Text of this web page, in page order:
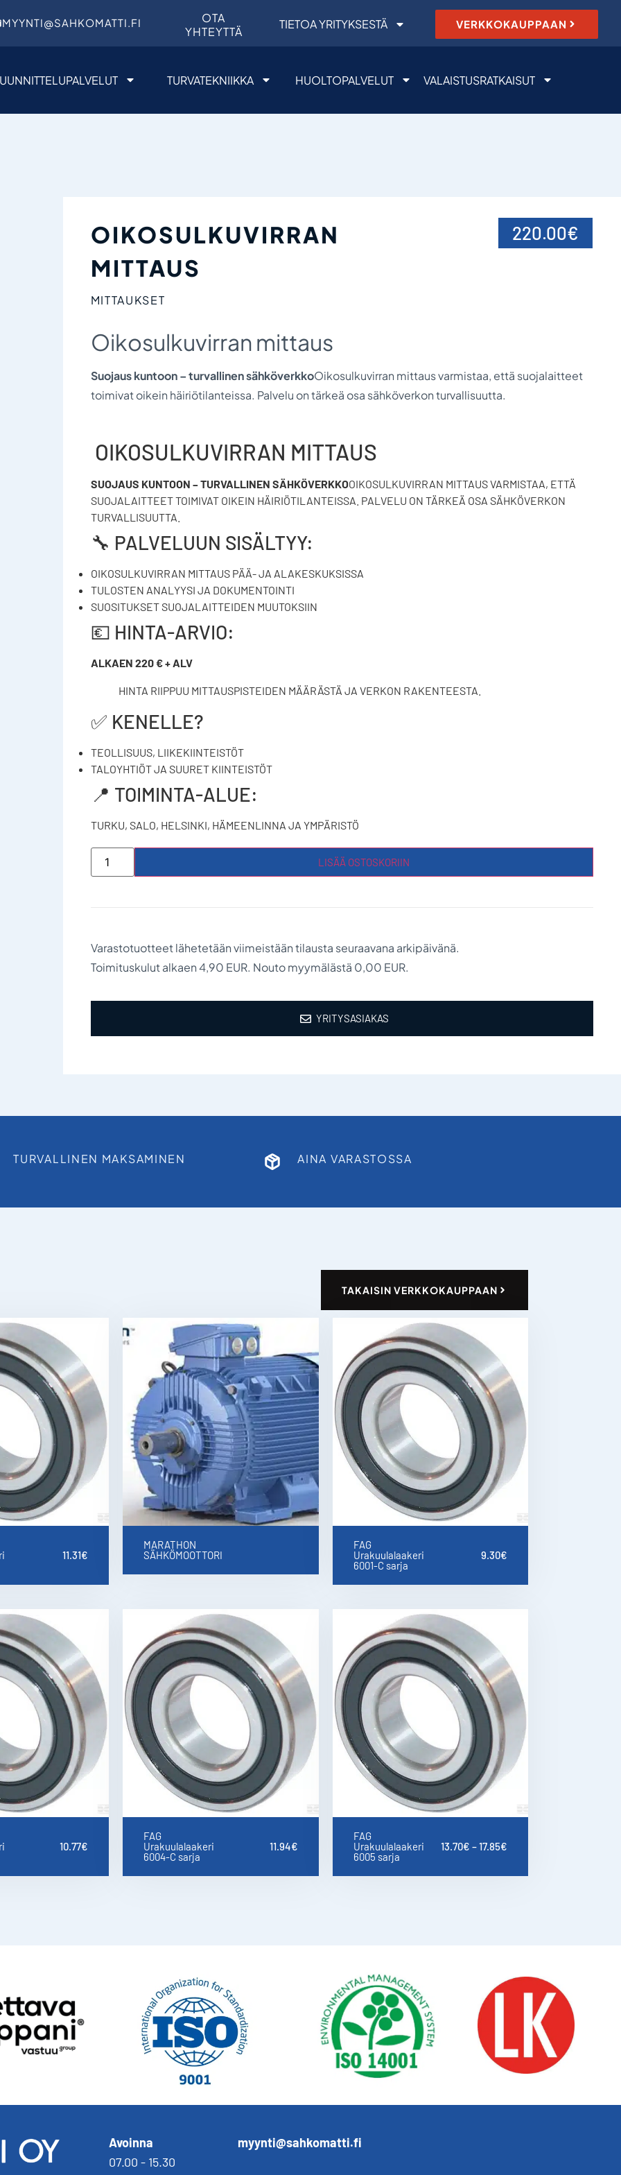
MYYNTI@SAHKOMATTI.FI
OTA
YHTEYTTÄ
TIETOA YRITYKSESTÄ VERKKOKAUPPAAN
TURVATEKNIIKKA HUOLTOPALVELUT VALAISTUSRATKAISUT
OIKOSULKUVIRRAN
MITTAUS
220.00€
MITTAUKSET
Oikosulkuvirran mittaus
Suojaus kuntoon – turvallinen sähköverkkoOikosulkuvirran mittaus varmistaa, että suojalaitteet
toimivat oikein häiriötilanteissa. Palvelu on tärkeä osa sähköverkon turvallisuutta.
OIKOSULKUVIRRAN MITTAUS
SUOJAUS KUNTOON – TURVALLINEN SÄHKÖVERKKOOIKOSULKUVIRRAN MITTAUS VARMISTAA, ETTÄ
SUOJALAITTEET TOIMIVAT OIKEIN HÄIRIÖTILANTEISSA. PALVELU ON TÄRKEÄ OSA SÄHKÖVERKON
TURVALLISUUTTA.
🔧 PALVELUUN SISÄLTYY:
OIKOSULKUVIRRAN MITTAUS PÄÄ- JA ALAKESKUKSISSA
TULOSTEN ANALYYSI JA DOKUMENTOINTI
SUOSITUKSET SUOJALAITTEIDEN MUUTOKSIIN
💶 HINTA-ARVIO:
ALKAEN 220 € + ALV
HINTA RIIPPUU MITTAUSPISTEIDEN MÄÄRÄSTÄ JA VERKON RAKENTEESTA.
✅ KENELLE?
TEOLLISUUS, LIIKEKIINTEISTÖT
TALOYHTIÖT JA SUURET KIINTEISTÖT
📍 TOIMINTA-ALUE:
TURKU, SALO, HELSINKI, HÄMEENLINNA JA YMPÄRISTÖ
LISÄÄ OSTOSKORIIN
Varastotuotteet lähetetään viimeistään tilausta seuraavana arkipäivänä.
Toimituskulut alkaen 4,90 EUR. Nouto myymälästä 0,00 EUR.
YRITYSASIAKAS
TURVALLINEN MAKSAMINEN AINA VARASTOSSA
TAKAISIN VERKKOKAUPPAAN
11.31€
MARATHON
SÄHKÖMOOTTORI
FAG
Urakuulalaakeri
6001-C sarja
9.30€
10.77€
FAG
Urakuulalaakeri
6004-C sarja
11.94€
FAG
Urakuulalaakeri
6005 sarja
13.70€ –17.85€
Avoinna
07.00 - 15.30
myynti@sahkomatti.fi